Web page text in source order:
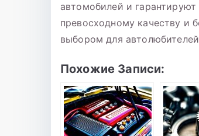
автомобилей и
превосходному качеству и
выбором для
Похожие Записи: